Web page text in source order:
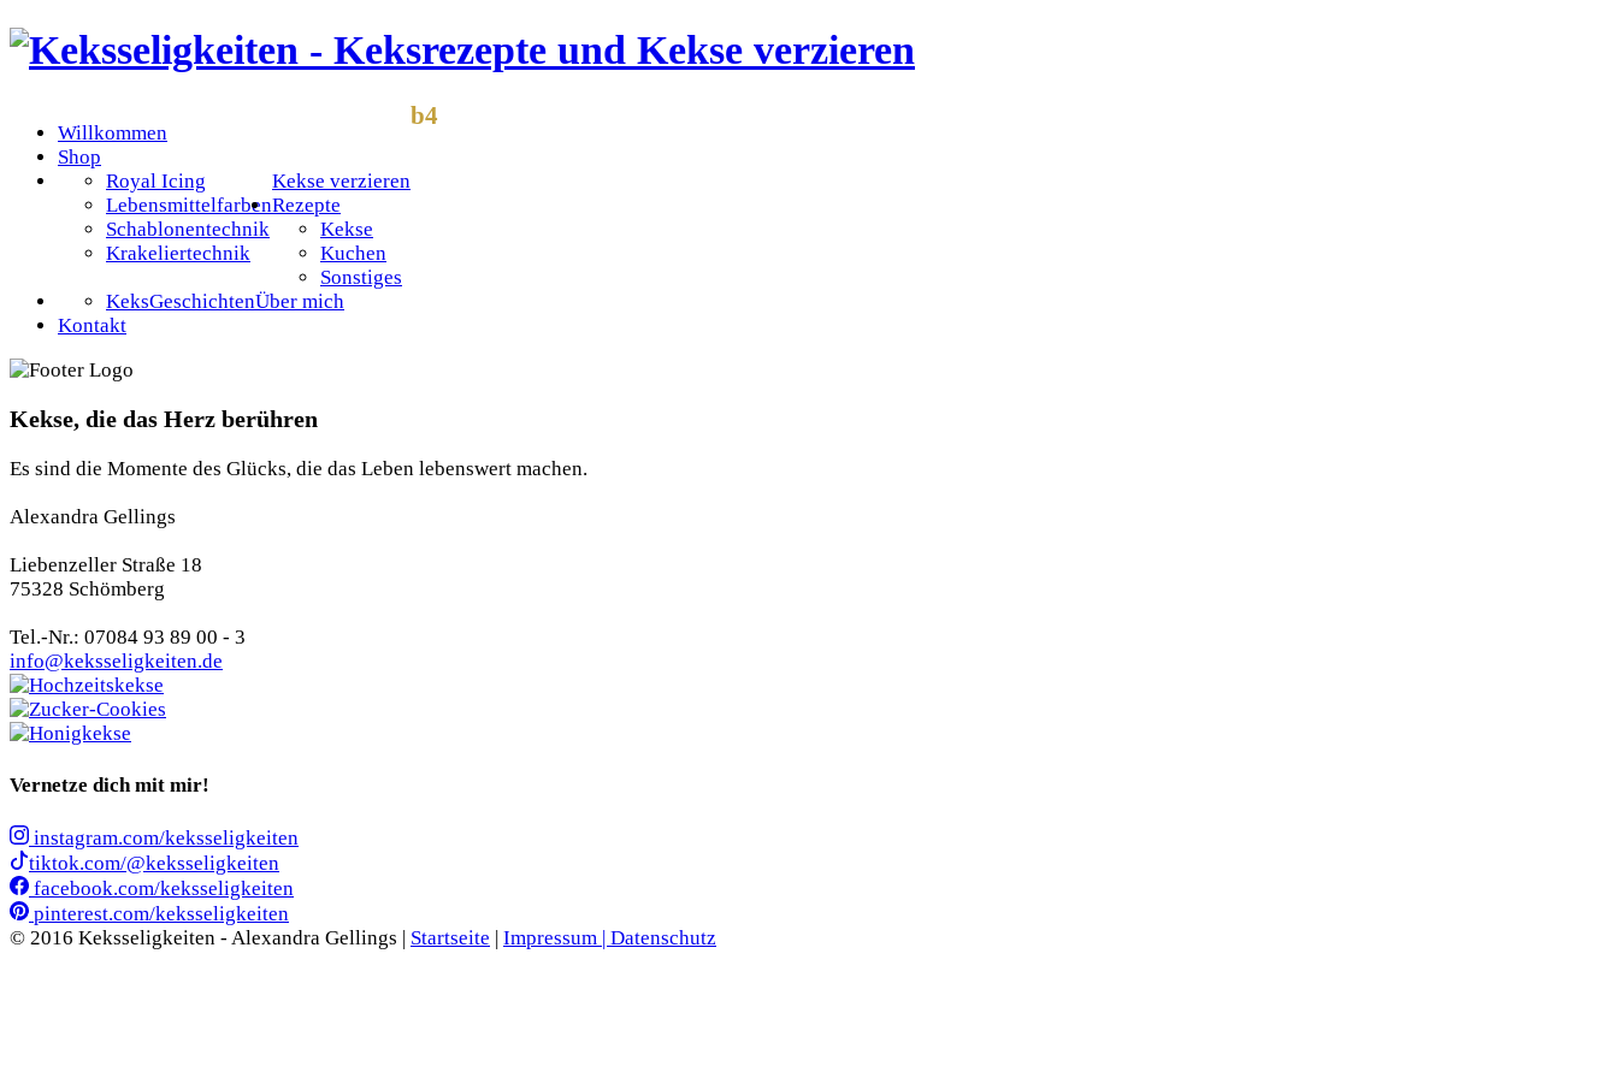
Willkommen
Shop
Kekse verzieren
Royal Icing
Lebensmittelfarben
Schablonentechnik
Krakeliertechnik
Rezepte
Kekse
Kuchen
Sonstiges
Über mich
KeksGeschichten
Kontakt
b4
Kekse, die das Herz berühren
Es sind die Momente des Glücks, die das Leben lebenswert machen.
Alexandra Gellings
Liebenzeller Straße 18
75328 Schömberg
Tel.-Nr.: 07084 93 89 00 - 3
info@keksseligkeiten.de
Vernetze dich mit mir!
instagram.com/keksseligkeiten
tiktok.com/@keksseligkeiten
facebook.com/keksseligkeiten
pinterest.com/keksseligkeiten
© 2016 Keksseligkeiten - Alexandra Gellings | Startseite | Impressum | Datenschutz